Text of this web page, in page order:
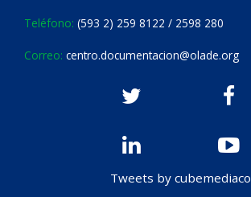
Teléfono: (593 2) 259 8122 / 2598 280
Correo: centro.documentacion@olade.org
Tweets by cubemediaco